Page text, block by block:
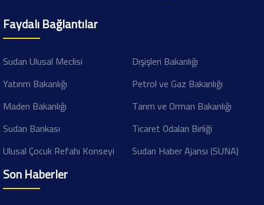
Faydalı Bağlantılar
Sudan Ulusal Meclisi
Dışişleri Bakanlığı
Yatırım Bakanlığı
Petrol ve Gaz Bakanlığı
Maden Bakanlığı
Tarım ve Orman Bakanlığı
Sudan Bankası
Ticaret Odaları Birliği
Ulusal Çocuk Refahı Konseyi
Sudan Haber Ajansı (SUNA)
Son Haberler